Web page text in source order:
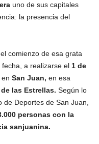
uno de sus capitales
la presencia del
comienzo de esa grata
a realizarse el 1 de
en San Juan, en esa
las Estrellas. Según lo
de Deportes de San Juan,
personas con la
sanjuanina.